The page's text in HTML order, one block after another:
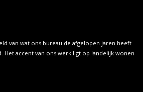
van wat ons bureau de afgelopen jaren heeft
Het accent van ons werk ligt op landelijk wonen